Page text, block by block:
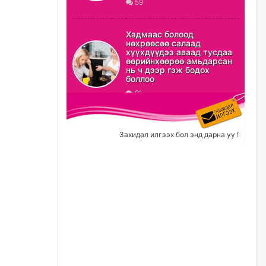
ХЗДХ-ын сайд С.Амарсайхан:
Авлигаар авсан хөрөнгийг
хурааж, нийгмийн сайн
сайхны хөгжилд зориулах
бөгөөд үүнийг хэд хэдэн эрх
бүхий байгууллагаас санал авна
өчигдѳр
Шатахууныг олдож байгаа
газраас нь л авч байна. Үнэ
тарифаас илүү хангамж дээр
анхаарч байна
59
Хадмаас болоод
нөхрөөсөө салаад
хүүхдүүдээ аваад тусдаа
өөрийнхөөрөө амьдарсан
нь ч дээр гэж бодох
боллоо
91
Захидал илгээх бол энд дарна уу !